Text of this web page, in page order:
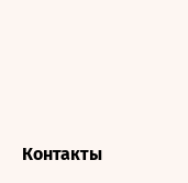
Контакты